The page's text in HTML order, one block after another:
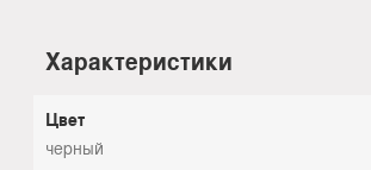
Характеристики
Цвет
черный